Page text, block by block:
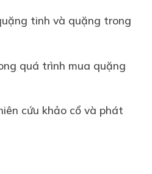
tinh và quặng trong
quá trình mua quặng
cứu khảo cổ và phát